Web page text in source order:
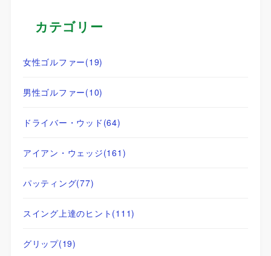
カテゴリー
女性ゴルファー(19)
男性ゴルファー(10)
ドライバー・ウッド (64)
アイアン・ウェッジ(161)
パッティング(77)
スイング上達のヒント (111)
グリップ(19)